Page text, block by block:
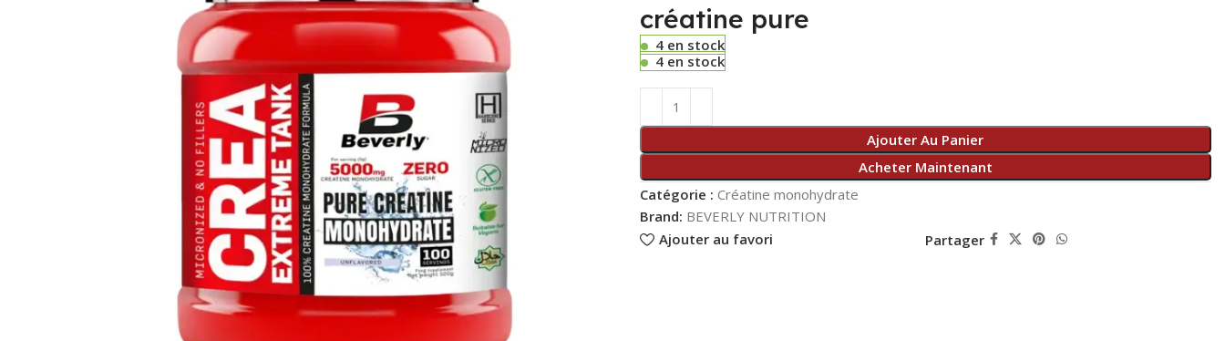
créatine pure
4 en stock
4 en stock
Ajouter Au Panier
Acheter Maintenant
Catégorie : Créatine monohydrate
Brand: BEVERLY NUTRITION
Ajouter au favori
Partager